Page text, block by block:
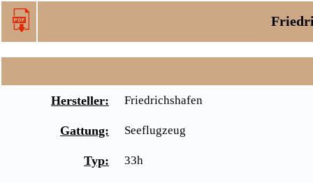
Hersteller: Friedrichshafen
Gattung: Seeflugzeug
Typ: 33h